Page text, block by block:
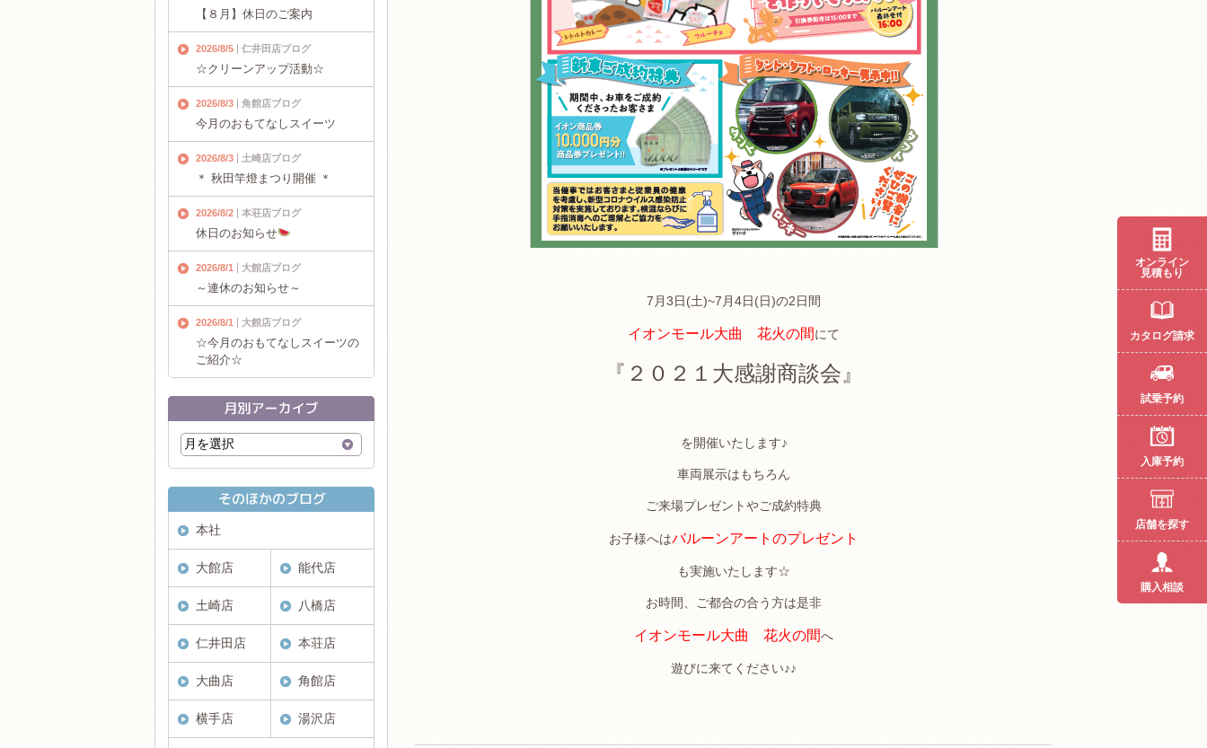
7月3日(土)~7月4日(日)の2日間
イオンモール大曲 花火の間にて
『２０２１大感謝商談会』
を開催いたします♪
車両展示はもちろん
ご来場プレゼントやご成約特典
お子様へはバルーンアートのプレゼント
も実施いたします☆
お時間、ご都合の合う方は是非
イオンモール大曲 花火の間へ
遊びに来てください♪♪
【８月】休日のご案内
2026/8/5 仁井田店ブログ
☆クリーンアップ活動☆
2026/8/3 角館店ブログ
今月のおもてなしスイーツ
2026/8/3 土崎店ブログ
＊ 秋田竿燈まつり開催 ＊
2026/8/2 本荘店ブログ
休日のお知らせ
2026/8/1 大館店ブログ
～連休のお知らせ～
2026/8/1 大館店ブログ
☆今月のおもてなしスイーツの
ご紹介☆
本社
大館店 能代店
土崎店 八橋店
仁井田店 本荘店
大曲店 角館店
横手店 湯沢店
オンライン
見積もり
カタログ請求
試乗予約
入庫予約
店舗を探す
購入相談